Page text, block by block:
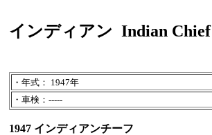
インディアン Indian Chief
・年式： 1947年
・車検：-----
1947 インディアンチーフ